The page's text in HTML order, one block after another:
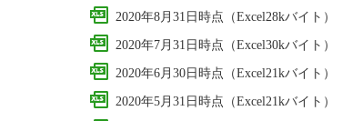
2020年8月31日時点（Excel28kバイト）
2020年7月31日時点（Excel30kバイト）
2020年6月30日時点（Excel21kバイト）
2020年5月31日時点（Excel21kバイト）